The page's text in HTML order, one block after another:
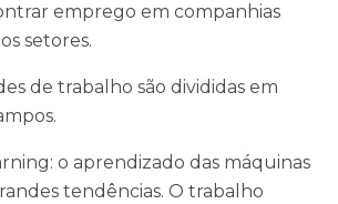
emprego em companhias
setores.
de trabalho são divididas em
o aprendizado das máquinas
tendências. O trabalho